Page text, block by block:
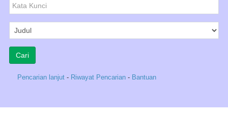
Pencarian lanjut - Riwayat Pencarian - Bantuan